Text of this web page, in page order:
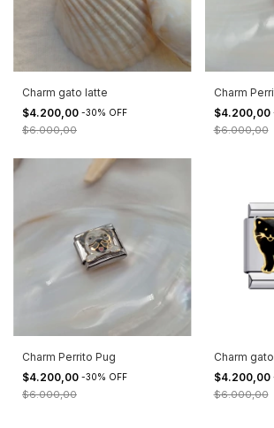
Charm gato latte
$4.200,00 -30% OFF
$6.000,00
Charm
$4.200,00
$6.000,00
Charm Perrito Pug
$4.200,00 -30% OFF
$6.000,00
Charm
$4.200,00
$6.000,00